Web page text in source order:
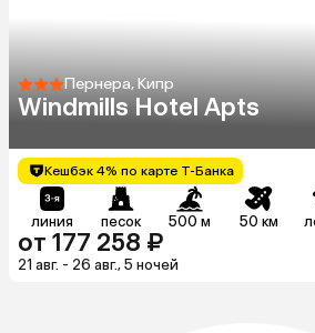
Пернера, Кипр
Windmills Hotel Apts
Кешбэк 4% по карте Т-Банка
линия песок 500 м 50 км
от 177 258 ₽
21 авг. - 26 авг., 5 ночей